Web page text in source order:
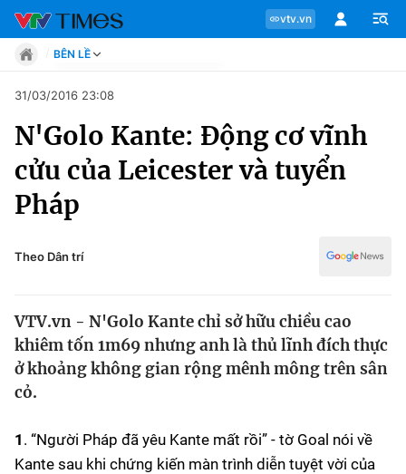
vtv.vn
Chuyên mục
Tin tức
Chân dung
Sự kiện
Bóng đá
BÊN LỀ
Move
Phong cách
Sự kiện
Bóng đá
Thể thao điện tử
31/03/2016 23:08
N'Golo Kante: Động cơ vĩnh
cửu của Leicester và tuyển
Pháp
Theo Dân trí
VTV.vn - N'Golo Kante chỉ sở hữu chiều cao
khiêm tốn 1m69 nhưng anh là thủ lĩnh đích thực
ở khoảng không gian rộng mênh mông trên sân
cỏ.
1 . “Người Pháp đã yêu Kante mất rồi” - tờ Goal nói về
Kante sau khi chứng kiến màn trình diễn tuyệt vời của